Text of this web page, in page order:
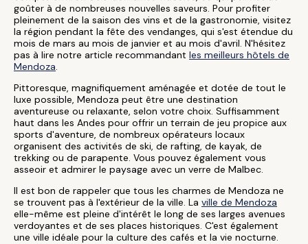
goûter à de nombreuses nouvelles saveurs. Pour profiter
pleinement de la saison des vins et de la gastronomie, visitez
la région pendant la fête des vendanges, qui s'est étendue du
mois de mars au mois de janvier et au mois d'avril. N'hésitez
pas à lire notre article recommandant les meilleurs hôtels de
Mendoza.
Pittoresque, magnifiquement aménagée et dotée de tout le
luxe possible, Mendoza peut être une destination
aventureuse ou relaxante, selon votre choix. Suffisamment
haut dans les Andes pour offrir un terrain de jeu propice aux
sports d'aventure, de nombreux opérateurs locaux
organisent des activités de ski, de rafting, de kayak, de
trekking ou de parapente. Vous pouvez également vous
asseoir et admirer le paysage avec un verre de Malbec.
Il est bon de rappeler que tous les charmes de Mendoza ne
se trouvent pas à l'extérieur de la ville. La ville de Mendoza
elle-même est pleine d'intérêt le long de ses larges avenues
verdoyantes et de ses places historiques. C'est également
une ville idéale pour la culture des cafés et la vie nocturne.